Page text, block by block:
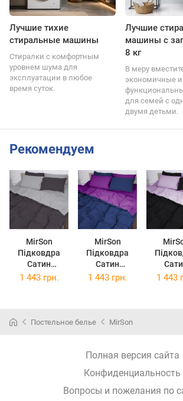
Лучшие тихие
стиральные машины
Стиралки с комфортным
уровнем шума для
эксплуатации в любое
время суток.
Лучшие
машины с
8 кг
В меру
экономичные и
для семей с
двумя детьми.
Рекомендуем
MirSon
Підковдра
Сатин
Premium
MirSon
Підковдра
Сатин
Premium
1 443 грн. 1 443 грн. 1 443
Постельное белье MirSon
Полная версия сайта
Конфиденциальность
Вопросы и пожелания по